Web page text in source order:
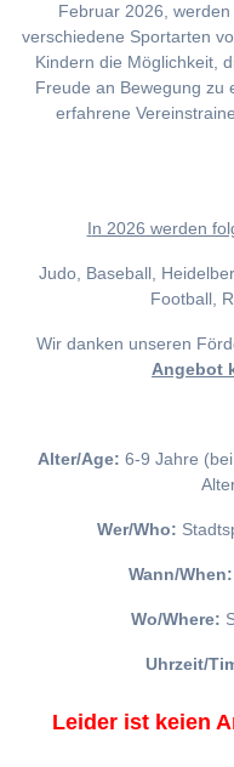
Februar 2026,
verschiedene Sportarten
Kindern die Möglichkeit,
Freude an Bewegung zu
erfahrene
In 2026 werden
Judo, Baseball,
Football,
Wir danken unseren
Angebot
Alter/Age: 6-9 Jahre
Wer/Who:
Wann/When:
Wo/Where:
Uhrzeit/
Leider ist keien